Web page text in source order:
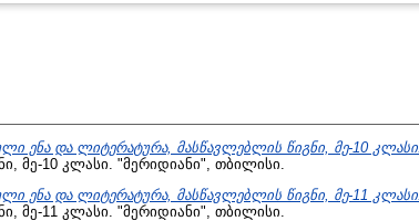
ენა და ლიტერატურა, მასწავლებლის წიგნი, მე-10 კლასი.
მე-10 კლასი. "მერიდიანი", თბილისი.
ენა და ლიტერატურა, მასწავლებლის წიგნი, მე-11 კლასი.
მე-11 კლასი. "მერიდიანი", თბილისი.